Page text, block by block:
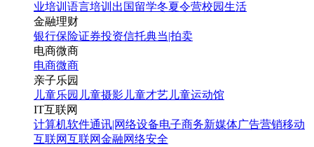
业培训 语言培训 出国留学冬夏令营校园生活
金融理财
银行保险证券投资信托典当|拍卖
电商微商
电商微商
亲子乐园
儿童乐园 儿童摄影 儿童才艺 儿童运动馆
IT互联网
计算机软件通讯|网络设备电子商务新媒体广告营销移动
互联网互联网金融网络安全